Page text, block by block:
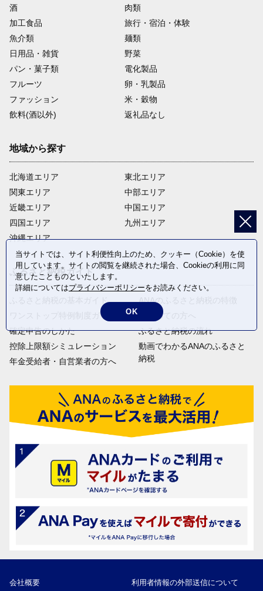
酒
肉類
加工食品
旅行・宿泊・体験
魚介類
麺類
日用品・雑貨
野菜
パン・菓子類
電化製品
フルーツ
卵・乳製品
ファッション
米・穀物
飲料(酒以外)
返礼品なし
地域から探す
北海道エリア
関東エリア
近畿エリア
四国エリア
沖縄エリア
東北エリア
中部エリア
中国エリア
九州エリア
ふるさと納税ガイド
ふるさと納税の基本ガイド
ワンストップ特例制度ガイド
確定申告のしかた
控除上限額シミュレーション
年金受給者・自営業者の方へ
ANAのふるさと納税の特徴
はじめての方へ
ふるさと納税の流れ
動画でわかるANAのふるさと
納税
会社概要 利用者情報の外部送信について
当サイトでは、サイト利便性向上のため、クッキー（Cookie）を使
用しています。サイトの閲覧を継続された場合、Cookieの利用に同
意したことものといたします。
詳細についてはプライバシーポリシーをお読みください。
OK